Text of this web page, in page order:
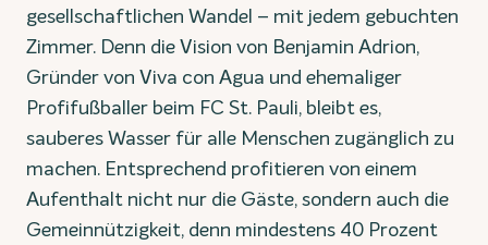
gesellschaftlichen Wandel – mit jedem gebuchten
Zimmer. Denn die Vision von Benjamin Adrion,
Gründer von Viva con Agua und ehemaliger
Profifußballer beim FC St. Pauli, bleibt es,
sauberes Wasser für alle Menschen zugänglich zu
machen. Entsprechend profitieren von einem
Aufenthalt nicht nur die Gäste, sondern auch die
Gemeinnützigkeit, denn mindestens 40 Prozent